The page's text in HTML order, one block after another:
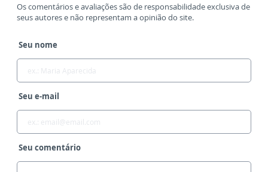
Os comentários e avaliações são de responsabilidade exclusiva de
seus autores e não representam a opinião do site.
Seu nome
Seu e-mail
Seu comentário